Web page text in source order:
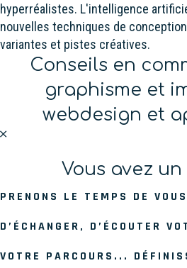
hyperréalistes. L'intelligence
nouvelles techniques de
variantes et pistes créatives.
Conseils en
graphisme et
webdesign et
Vous avez
PRENONS LE TEMPS DE
D’ÉCHANGER, D’ÉCOUTER
VOTRE PARCOURS...